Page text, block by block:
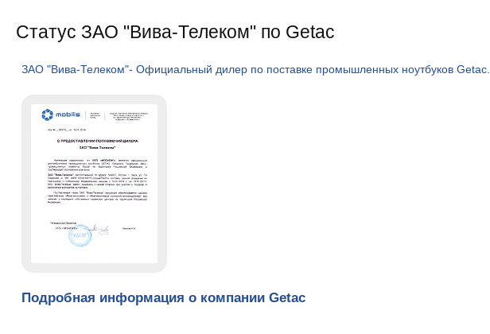
Статус ЗАО "Вива-Телеком" по Getac
ЗАО "Вива-Телеком"- Официальный дилер по поставке промышленных ноутбуков Getac.
Подробная информация о компании Getac